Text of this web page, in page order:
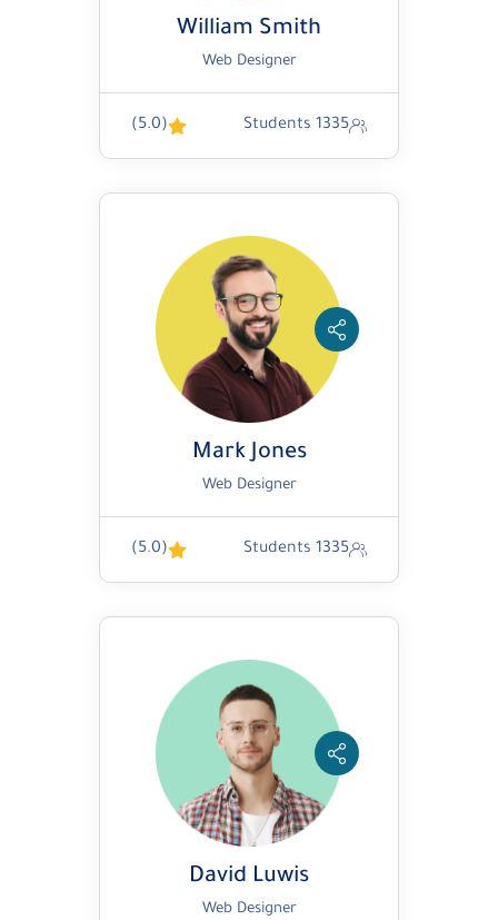
William Smith
Web Designer
1335 Students
(5.0)
Mark Jones
Web Designer
1335 Students
(5.0)
David Luwis
Web Designer